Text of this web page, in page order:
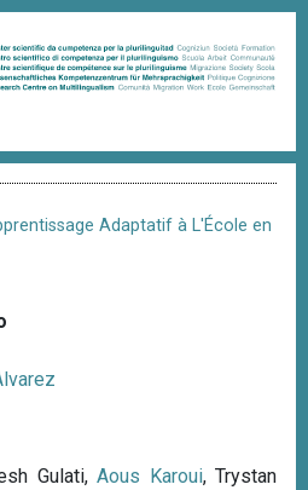
Adaptatif à L'École en
Gulati, Aous Karoui, Trystan